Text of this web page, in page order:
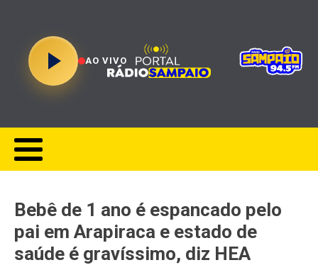
AO VIVO
Bebê de 1 ano é espancado pelo
pai em Arapiraca e estado de
saúde é gravíssimo, diz HEA